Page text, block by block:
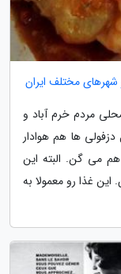
مختلف ایران
مردم خرم آباد و
ها هم هوادار
می گن. البته این
غذا رو معمولا به